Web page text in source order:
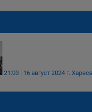
21:03 | 16 август 2024 г.